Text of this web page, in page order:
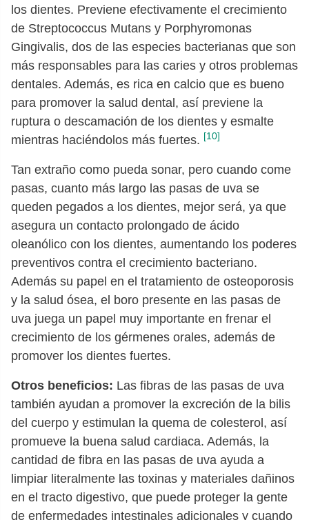
los dientes. Previene efectivamente el crecimiento
de Streptococcus Mutans y Porphyromonas
Gingivalis, dos de las especies bacterianas que son
más responsables para las caries y otros problemas
dentales. Además, es rica en calcio que es bueno
para promover la salud dental, así previene la
ruptura o descamación de los dientes y esmalte
mientras haciéndolos más fuertes. [10]
Tan extraño como pueda sonar, pero cuando come
pasas, cuanto más largo las pasas de uva se
queden pegados a los dientes, mejor será, ya que
asegura un contacto prolongado de ácido
oleanólico con los dientes, aumentando los poderes
preventivos contra el crecimiento bacteriano.
Además su papel en el tratamiento de osteoporosis
y la salud ósea, el boro presente en las pasas de
uva juega un papel muy importante en frenar el
crecimiento de los gérmenes orales, además de
promover los dientes fuertes.
Otros beneficios: Las fibras de las pasas de uva
también ayudan a promover la excreción de la bilis
del cuerpo y estimulan la quema de colesterol, así
promueve la buena salud cardiaca. Además, la
cantidad de fibra en las pasas de uva ayuda a
limpiar literalmente las toxinas y materiales dañinos
en el tracto digestivo, que puede proteger la gente
de enfermedades intestinales adicionales y cuando